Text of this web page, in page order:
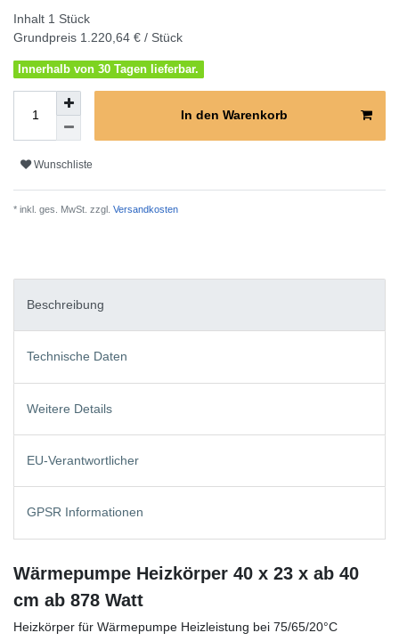
Inhalt 1 Stück
Grundpreis 1.220,64 € / Stück
Innerhalb von 30 Tagen lieferbar.
In den Warenkorb
Wunschliste
* inkl. ges. MwSt. zzgl. Versandkosten
Beschreibung
Technische Daten
Weitere Details
EU-Verantwortlicher
GPSR Informationen
Wärmepumpe Heizkörper 40 x 23 x ab 40
cm ab 878 Watt
Heizkörper für Wärmepumpe Heizleistung bei 75/65/20°C